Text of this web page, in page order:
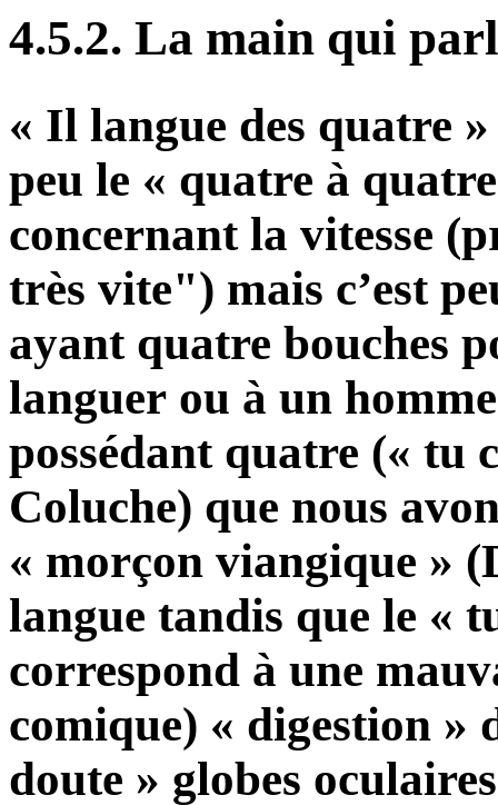
4.5.2. La main qui
« Il langue des quatre
peu le « quatre à
concernant la vitesse
très vite") mais c’est
ayant quatre bouches
languer ou à un
possédant quatre (« tu
Coluche) que nous
« morçon viangique »
langue tandis que le «
correspond à une
comique) « digestion »
doute » globes